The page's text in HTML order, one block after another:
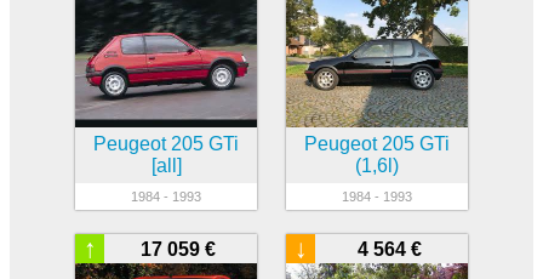
Peugeot 205 GTi
[all]
1984 - 1993
Peugeot 205 GTi
(1,6l)
1984 - 1993
17 059 €
↑ 4 564 €
↓